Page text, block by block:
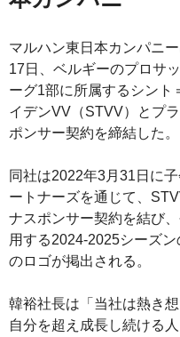
マルハン東日本カンパニー
17日、ベルギーのプロサ
ーグ1部に所属するシント
イデンVV（STVV）とプ
ポンサー契約を締結した。
同社は2022年3月31日に
ートナーズを通じて、
ナスポンサー契約を結び
用する2024-2025シーズ
のロゴが掲出される。
韓裕社長は「当社は熱き
自分を超え成長し続ける